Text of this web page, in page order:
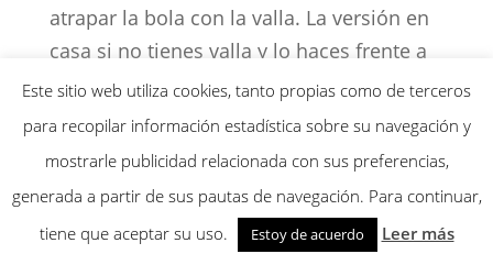
atrapar la bola con la valla. La versión en
casa si no tienes valla y lo haces frente a
una pared podría hacerlo sin bola pero
frenas el golpe en frente de la pared
aprovechando para realizar la pronación y
que la cara de la raqueta quede mirando
hacia adelante. Recuerda que debes de
tener la empuñadura correcta para el
Este sitio web utiliza cookies, tanto propias como de terceros
para recopilar información estadística sobre su navegación y
mostrarle publicidad relacionada con sus preferencias,
generada a partir de sus pautas de navegación. Para continuar,
tiene que aceptar su uso.
Estoy de acuerdo Leer más